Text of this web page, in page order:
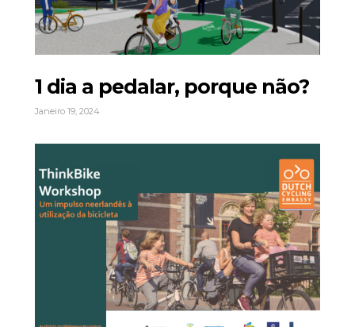
1 dia a pedalar, porque não?
Janeiro 19, 2024